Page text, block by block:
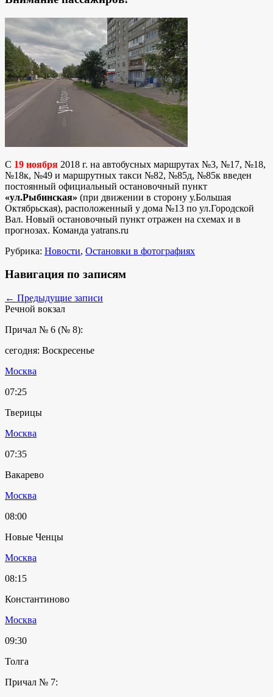
С 19 ноября 2018 г. на автобусных маршрутах №3, №17, №18,
№18к, №49 и маршрутных такси №82, №85д, №85к введен
постоянный официальный остановочный пункт
«ул.Рыбинская» (при движении в сторону у.Большая
Октябрьская), расположенный у дома №13 по ул.Городской
Вал. Новый остановочный пункт отражен на схемах и в
прогнозах. Команда yatrans.ru
Рубрика: Новости, Остановки в фотографиях
Навигация по записям
← Предыдущие записи
Речной вокзал
Причал № 6 (№ 8):
сегодня: Воскресенье
Москва
07:25
Тверицы
Москва
07:35
Вакарево
Москва
08:00
Новые Ченцы
Москва
08:15
Константиново
Москва
09:30
Толга
Причал № 7: